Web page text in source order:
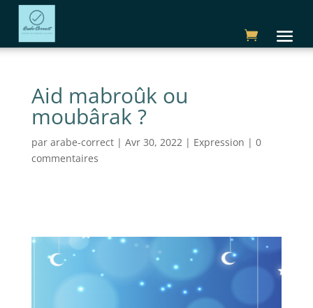
Aid mabroûk ou
moubârak ?
par arabe-correct| Avr 30, 2022| Expression | 0
commentaires